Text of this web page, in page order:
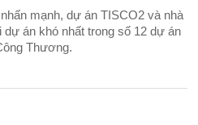
mạnh, dự án TISCO2 và nhà
dự án khó nhất trong số 12 dự án
Thương.